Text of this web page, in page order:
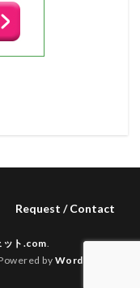
Request / Contact
ット.com
Powered by WordPress